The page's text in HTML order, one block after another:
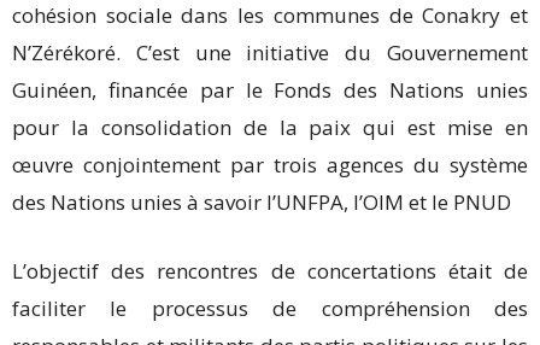
cohésion sociale dans les communes de Conakry et
N’Zérékoré. C’est une initiative du Gouvernement
Guinéen, financée par le Fonds des Nations unies
pour la consolidation de la paix qui est mise en
œuvre conjointement par trois agences du système
des Nations unies à savoir l’UNFPA, l’OIM et le PNUD
L’objectif des rencontres de concertations était de
faciliter le processus de compréhension des